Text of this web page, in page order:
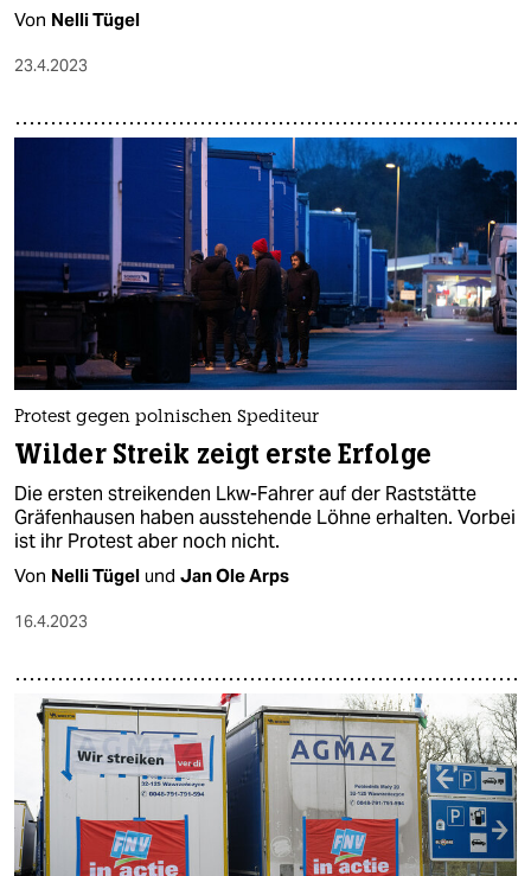
Von Nelli Tügel
23.4.2023
Protest gegen polnischen Spediteur
Wilder Streik zeigt erste Erfolge
Die ersten streikenden Lkw-Fahrer auf der Raststätte
Gräfenhausen haben ausstehende Löhne erhalten. Vorbei
ist ihr Protest aber noch nicht.
Von Nelli Tügel und Jan Ole Arps
16.4.2023